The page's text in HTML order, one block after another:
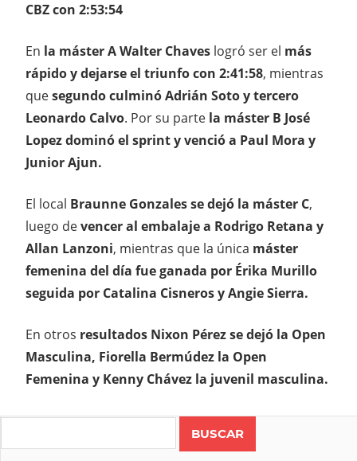
CBZ con 2:53:54
En la máster A Walter Chaves logró ser el más
rápido y dejarse el triunfo con 2:41:58, mientras
quesegundo culminó Adrián Soto y tercero
Leonardo Calvo. Por su parte la máster B José
Lopez dominó el sprint y venció a Paul Mora y
Junior Ajun.
El local Braunne Gonzales se dejó la máster C,
luego devencer al embalaje a Rodrigo Retana y
Allan Lanzoni, mientras que la única máster
femenina del día fue ganada por Érika Murillo
seguida por Catalina Cisneros y Angie Sierra.
En otros resultados Nixon Pérez se dejó la Open
Masculina, Fiorella Bermúdez la Open
Femenina y Kenny Chávez la juvenil masculina.